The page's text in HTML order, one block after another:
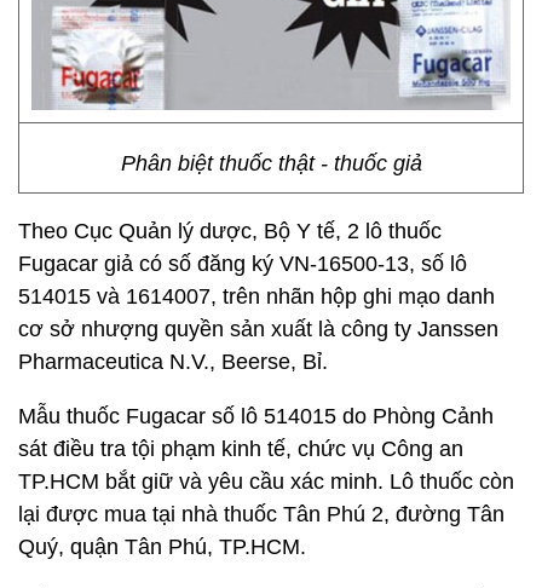
Phân biệt thuốc thật - thuốc giả
Theo Cục Quản lý dược, Bộ Y tế, 2 lô thuốc
Fugacar giả có số đăng ký VN-16500-13, số lô
514015 và 1614007, trên nhãn hộp ghi mạo danh
cơ sở nhượng quyền sản xuất là công ty Janssen
Pharmaceutica N.V., Beerse, Bỉ.
Mẫu thuốc Fugacar số lô 514015 do Phòng Cảnh
sát điều tra tội phạm kinh tế, chức vụ Công an
TP.HCM bắt giữ và yêu cầu xác minh. Lô thuốc còn
lại được mua tại nhà thuốc Tân Phú 2, đường Tân
Quý, quận Tân Phú, TP.HCM.